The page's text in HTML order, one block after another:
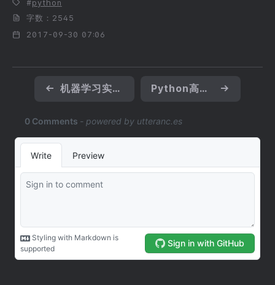
python
字数：2545
2017-09-30 07:06
← 机器学习实战（Peter Harrington）阅读笔记（二） Python高级编程阅读笔记（二） →